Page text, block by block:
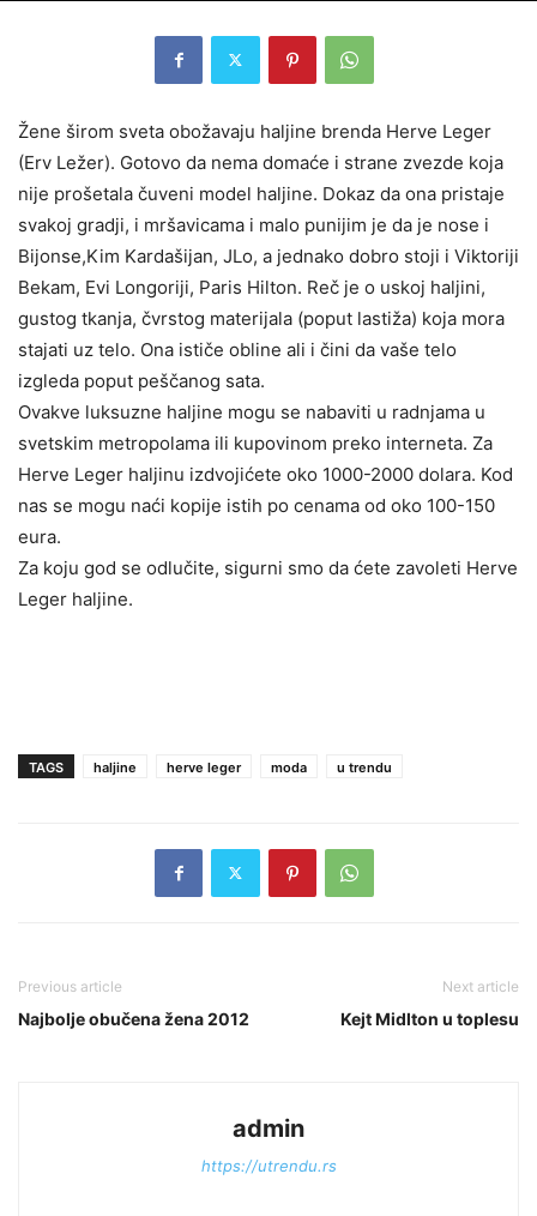
Žene širom sveta obožavaju haljine brenda Herve Leger
(Erv Ležer). Gotovo da nema domaće i strane zvezde koja
nije prošetala čuveni model haljine. Dokaz da ona pristaje
svakoj gradji, i mršavicama i malo punijim je da je nose i
Bijonse,Kim Kardašijan, JLo, a jednako dobro stoji i Viktoriji
Bekam, Evi Longoriji, Paris Hilton. Reč je o uskoj haljini,
gustog tkanja, čvrstog materijala (poput lastiža) koja mora
stajati uz telo. Ona ističe obline ali i čini da vaše telo
izgleda poput peščanog sata.
Ovakve luksuzne haljine mogu se nabaviti u radnjama u
svetskim metropolama ili kupovinom preko interneta. Za
Herve Leger haljinu izdvojićete oko 1000-2000 dolara. Kod
nas se mogu naći kopije istih po cenama od oko 100-150
eura.
Za koju god se odlučite, sigurni smo da ćete zavoleti Herve
Leger haljine.
TAGS haljine herve leger moda u trendu
Previous article
Najbolje obučena žena 2012
Next article
Kejt Midlton u toplesu
admin
https://utrendu.rs